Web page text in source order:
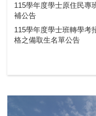
115學年度學士原住民專
補公告
115學年度學士班轉學考
格之備取生名單公告